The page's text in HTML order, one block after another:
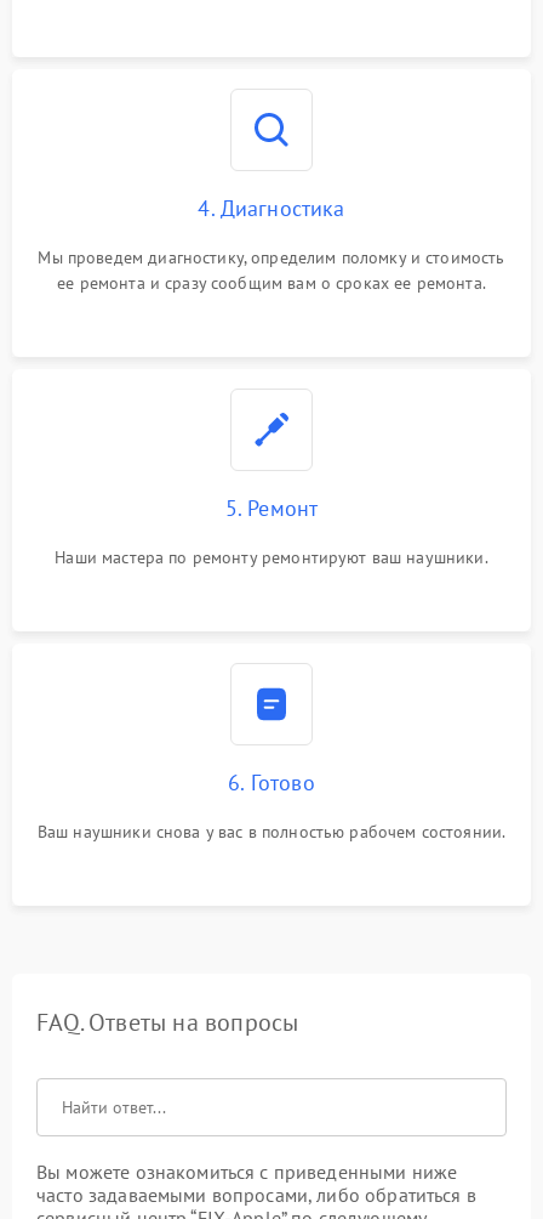
4. Диагностика
Мы проведем диагностику, определим поломку и стоимость
ее ремонта и сразу сообщим вам о сроках ее ремонта.
5. Ремонт
Наши мастера по ремонту ремонтируют ваш наушники.
6. Готово
Ваш наушники снова у вас в полностью рабочем состоянии.
FAQ. Ответы на вопросы
Вы можете ознакомиться с приведенными ниже
часто задаваемыми вопросами, либо обратиться в